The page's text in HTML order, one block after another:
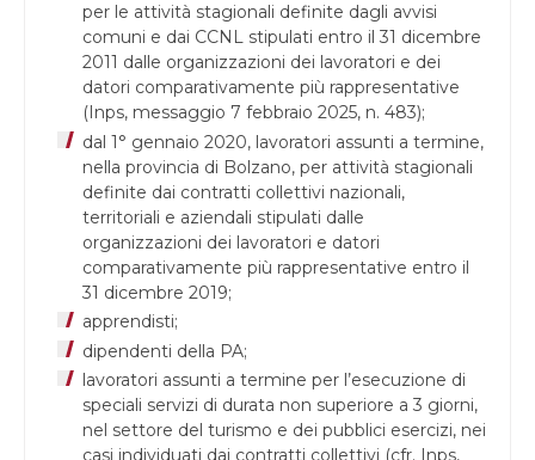
per le attività stagionali definite dagli avvisi
comuni e dai CCNL stipulati entro il 31 dicembre
2011 dalle organizzazioni dei lavoratori e dei
datori comparativamente più rappresentative
(Inps, messaggio 7 febbraio 2025, n. 483);
dal 1° gennaio 2020, lavoratori assunti a termine,
nella provincia di Bolzano, per attività stagionali
definite dai contratti collettivi nazionali,
territoriali e aziendali stipulati dalle
organizzazioni dei lavoratori e datori
comparativamente più rappresentative entro il
31 dicembre 2019;
apprendisti;
dipendenti della PA;
lavoratori assunti a termine per l’esecuzione di
speciali servizi di durata non superiore a 3 giorni,
nel settore del turismo e dei pubblici esercizi, nei